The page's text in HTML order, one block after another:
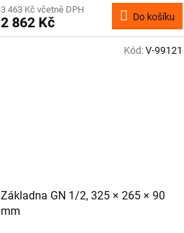
3 463 Kč včetně DPH
2 862 Kč Do košíku
Základna GN 1/2, 325 × 265 × 90
mm
Kód:V-99121